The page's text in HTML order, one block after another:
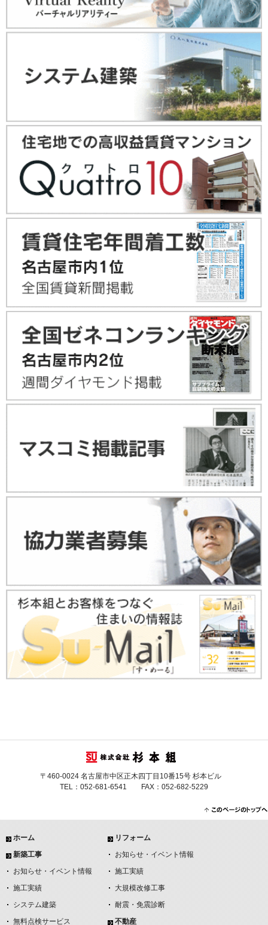
〒460-0024 名古屋市中区正木四丁目10番15号 杉本ビル
TEL：052-681-6541 FAX：052-682-5229
ホーム
新築工事
お知らせ・イベント情報
施工実績
システム建築
無料点検サービス
リフォーム
お知らせ・イベント情報
施工実績
大規模改修工事
耐震・免震診断
不動産